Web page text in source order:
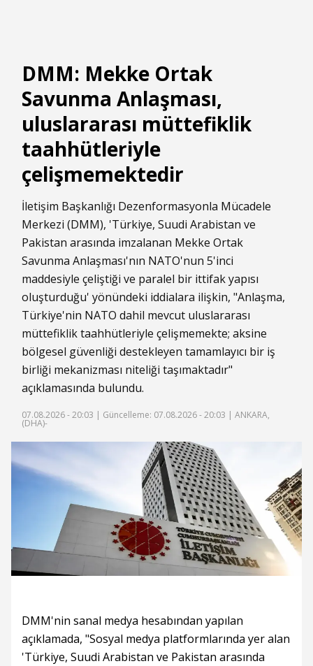
DMM: Mekke Ortak
Savunma Anlaşması,
uluslararası müttefiklik
taahhütleriyle
çelişmemektedir
İletişim Başkanlığı Dezenformasyonla Mücadele
Merkezi (DMM), 'Türkiye, Suudi Arabistan ve
Pakistan arasında imzalanan Mekke Ortak
Savunma Anlaşması'nın NATO'nun 5'inci
maddesiyle çeliştiği ve paralel bir ittifak yapısı
oluşturduğu' yönündeki iddialara ilişkin, "Anlaşma,
Türkiye'nin NATO dahil mevcut uluslararası
müttefiklik taahhütleriyle çelişmemekte; aksine
bölgesel güvenliği destekleyen tamamlayıcı bir iş
birliği mekanizması niteliği taşımaktadır"
açıklamasında bulundu.
07.08.2026 - 20:03 | Güncelleme: 07.08.2026 - 20:03 | ANKARA,
(DHA)-
DMM'nin sanal medya hesabından yapılan
açıklamada, "Sosyal medya platformlarında yer alan
'Türkiye, Suudi Arabistan ve Pakistan arasında